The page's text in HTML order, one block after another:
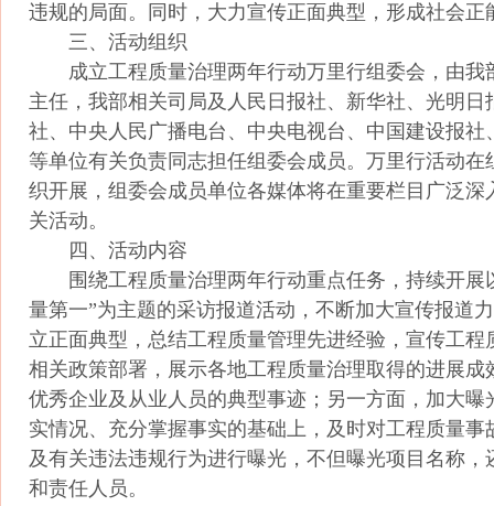
违规的局面。同时，大力宣传正面典型，形成社会正
三、活动组织
成立工程质量治理两年行动万里行组委会，由我
主任，我部相关司局及人民日报社、新华社、光明日
社、中央人民广播电台、中央电视台、中国建设报社
等单位有关负责同志担任组委会成员。万里行活动在
织开展，组委会成员单位各媒体将在重要栏目广泛深
关活动。
四、活动内容
围绕工程质量治理两年行动重点任务，持续开展
量第一”为主题的采访报道活动，不断加大宣传报道
立正面典型，总结工程质量管理先进经验，宣传工程
相关政策部署，展示各地工程质量治理取得的进展成
优秀企业及从业人员的典型事迹；另一方面，加大曝
实情况、充分掌握事实的基础上，及时对工程质量事
及有关违法违规行为进行曝光，不但曝光项目名称，
和责任人员。